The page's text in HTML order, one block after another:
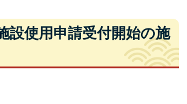
設使用申請受付開始の施